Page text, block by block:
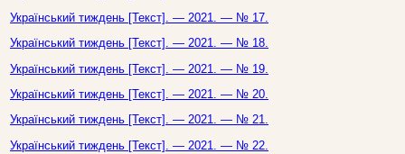
Український тиждень [Текст]. — 2021. — № 17.
Український тиждень [Текст]. — 2021. — № 18.
Український тиждень [Текст]. — 2021. — № 19.
Український тиждень [Текст]. — 2021. — № 20.
Український тиждень [Текст]. — 2021. — № 21.
Український тиждень [Текст]. — 2021. — № 22.